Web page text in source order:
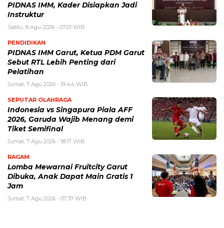
PIDNAS IMM, Kader Disiapkan Jadi
Instruktur
Sabtu, 8 Agu 2026 - 07:01 WIB
PENDIDIKAN
PIDNAS IMM Garut, Ketua PDM Garut
Sebut RTL Lebih Penting dari
Pelatihan
Jumat, 7 Agu 2026 - 19:44 WIB
SEPUTAR OLAHRAGA
Indonesia vs Singapura Piala AFF
2026, Garuda Wajib Menang demi
Tiket Semifinal
Jumat, 7 Agu 2026 - 18:17 WIB
RAGAM
Lomba Mewarnai Fruitcity Garut
Dibuka, Anak Dapat Main Gratis 1
Jam
Jumat, 7 Agu 2026 - 07:37 WIB